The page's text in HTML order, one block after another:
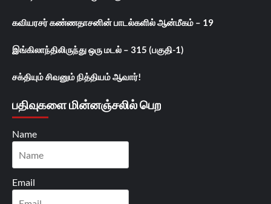
கவியரசர் கண்ணதாசனின் பாடல்களில் ஆன்மீகம் – 19
இங்கிலாந்திலிருந்து ஒரு மடல் – 315 (பகுதி-1)
சக்தியும் சிவனும் நித்தியம் ஆவார்!
பதிவுகளை மின்னஞ்சலில் பெற
Name
Email